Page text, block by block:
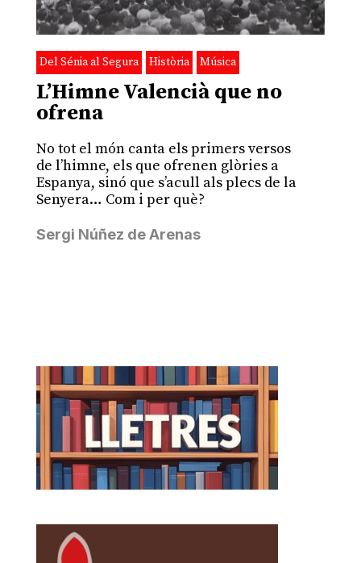
Del Sénia al Segura Història Música
L’Himne Valencià que no
ofrena
No tot el món canta els primers versos
de l’himne, els que ofrenen glòries a
Espanya, sinó que s’acull als plecs de la
Senyera… Com i per què?
Sergi Núñez de Arenas